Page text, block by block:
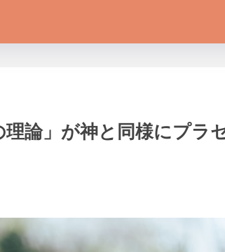
論」が神と同様にプラ